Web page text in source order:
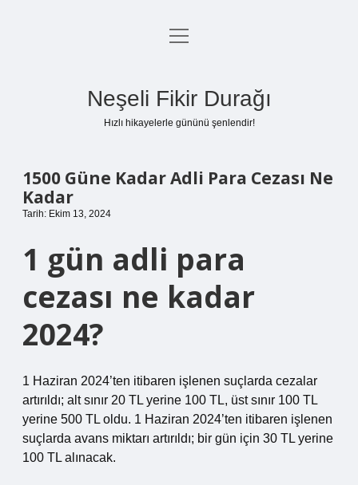
Anasayfa
menüyü
Neşeli Fikir Durağı
Hızlı hikayelerle gününü şenlendir!
1500 Güne Kadar Adli Para Cezası Ne
Kadar
Tarih: Ekim 13, 2024
1 gün adli para
cezası ne kadar
2024?
1 Haziran 2024’ten itibaren işlenen suçlarda cezalar
artırıldı; alt sınır 20 TL yerine 100 TL, üst sınır 100 TL
yerine 500 TL oldu. 1 Haziran 2024’ten itibaren işlenen
suçlarda avans miktarı artırıldı; bir gün için 30 TL yerine
100 TL alınacak.